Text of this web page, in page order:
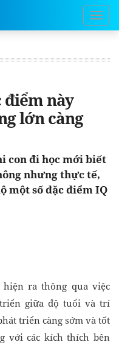
điểm này
lớn càng
con đi học mới biết
nhưng thực tế,
một số đặc điểm IQ
hiện ra thông qua việc
giữa độ tuổi và trí
triển càng sớm và tốt
với các kích thích bên